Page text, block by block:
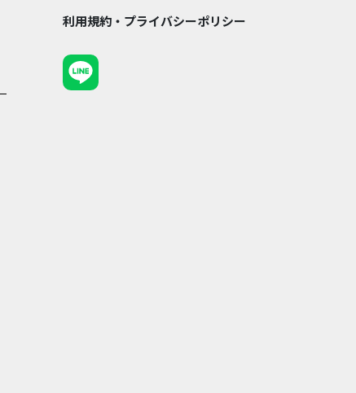
利用規約・プライバシーポリシー